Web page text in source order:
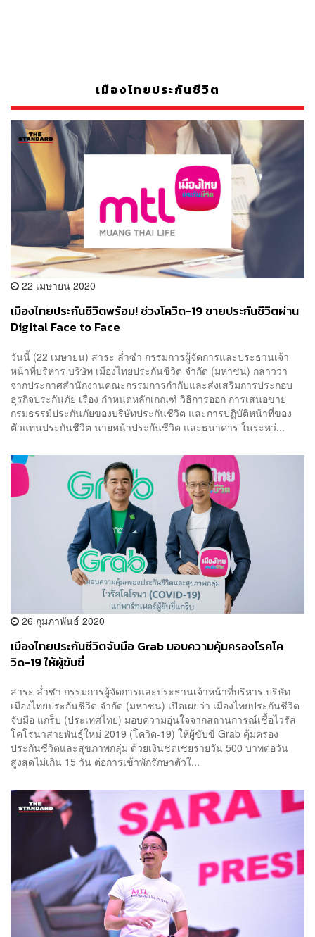
เมืองไทยประกันชีวิต
22 เมษายน 2020
เมืองไทยประกันชีวิตพร้อม! ช่วงโควิด-19 ขายประกันชีวิตผ่าน
Digital Face to Face
วันนี้ (22 เมษายน)​ สาระ ล่ำซำ กรรมการผู้จัดการและประธานเจ้า
หน้าที่บริหาร บริษัท เมืองไทยประกันชีวิต จำกัด (มหาชน) กล่าวว่า
จากประกาศสำนักงานคณะกรรมการกำกับและส่งเสริมการประกอบ
ธุรกิจประกันภัย เรื่อง กำหนดหลักเกณฑ์ วิธีการออก การเสนอขาย
กรมธรรม์ประกันภัยของบริษัทประกันชีวิต และการปฏิบัติหน้าที่ของ
ตัวแทนประกันชีวิต นายหน้าประกันชีวิต และธนาคาร ในระหว่...
26 กุมภาพันธ์ 2020
เมืองไทยประกันชีวิตจับมือ Grab มอบความคุ้มครองโรคโค
วิด-19 ให้ผู้ขับขี่
สาระ ล่ำซำ กรรมการผู้จัดการและประธานเจ้าหน้าที่บริหาร บริษัท
เมืองไทยประกันชีวิต จำกัด (มหาชน) เปิดเผยว่า เมืองไทยประกันชีวิต
จับมือ แกร็บ (ประเทศไทย) มอบความอุ่นใจจากสถานการณ์เชื้อไวรัส
โคโรนาสายพันธุ์ใหม่ 2019 (โควิด-19) ให้ผู้ขับขี่ Grab คุ้มครอง
ประกันชีวิตและสุขภาพกลุ่ม ด้วยเงินชดเชยรายวัน 500 บาทต่อวัน
สูงสุดไม่เกิน 15 วัน ต่อการเข้าพักรักษาตัวใ...